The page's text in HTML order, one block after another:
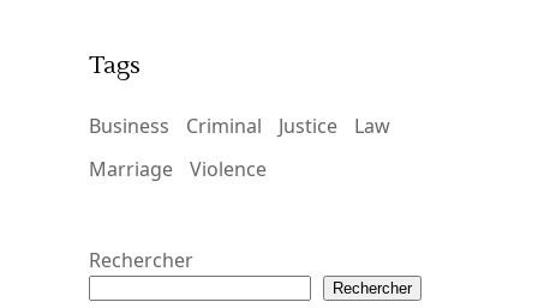
Tags
Business Criminal Justice
Law
Marriage
Violence
Rechercher
Rechercher